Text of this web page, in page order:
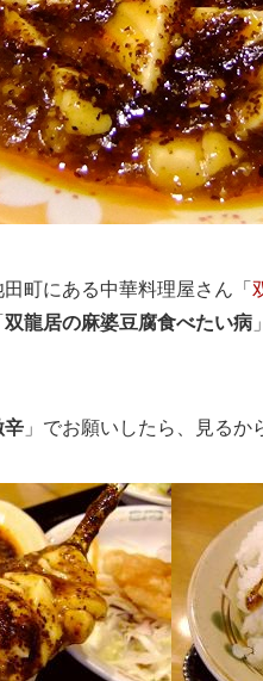
町にある中華料理屋さん「
双龍居の麻婆豆腐食べたい病
辛 」でお願いしたら、見るか